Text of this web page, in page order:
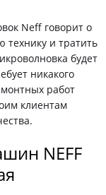
Neff говорит о
технику и тратить
будет
никакого
работ
клиентам
NEFF